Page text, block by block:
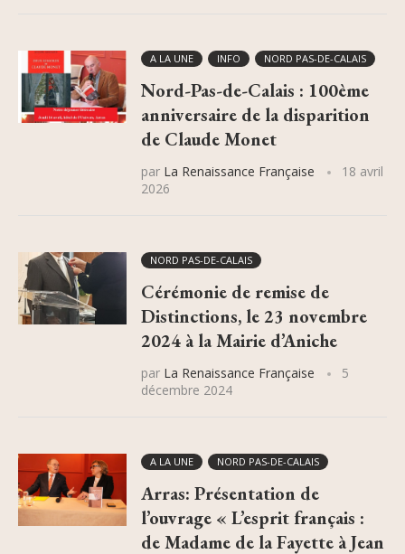
A LA UNE INFO NORD PAS-DE-CALAIS
Nord-Pas-de-Calais : 100ème
anniversaire de la disparition
de Claude Monet
par La Renaissance Française
18 avril
2026
NORD PAS-DE-CALAIS
Cérémonie de remise de
Distinctions, le 23 novembre
2024 à la Mairie d’Aniche
par La Renaissance Française
5
décembre 2024
A LA UNE NORD PAS-DE-CALAIS
Arras: Présentation de
l’ouvrage « L’esprit français :
de Madame de la Fayette à Jean